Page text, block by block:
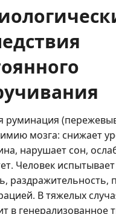
руминация
мозга: снижает
нарушает сон,
Человек
раздражительность,
В тяжелых
в генерализованное